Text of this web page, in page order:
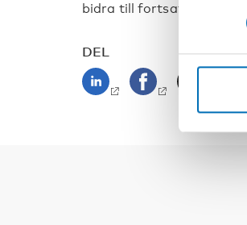
bidra till fortsatta projekt
DEL